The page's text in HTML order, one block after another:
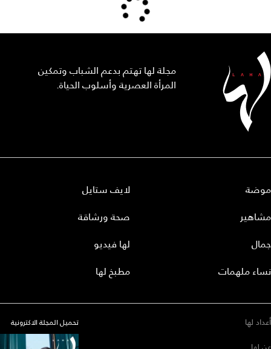
مجلة لها تهتم بدعم الشباب وتمكين
المرأة العصرية وأسلوب الحياة.
موضة
مشاهير
جمال
نساء ملهمات
لايف ستايل
صحة ورشاقة
لها فيديو
مطبخ لها
أعداد لها
تحميل المجلة الاكترونية